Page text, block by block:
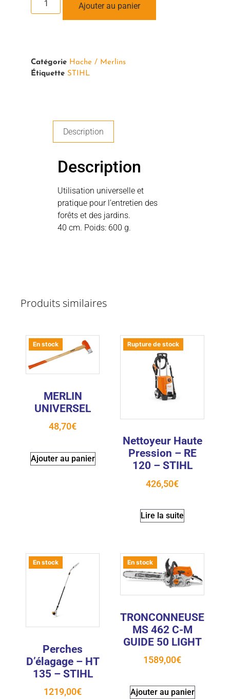
Ajouter au panier
Catégorie Hache / Merlins
Étiquette STIHL
Description
Description
Utilisation universelle et
pratique pour l’entretien des
forêts et des jardins.
40 cm. Poids: 600 g.
Produits similaires
En stock
MERLIN
UNIVERSEL
48,70€
Ajouter au panier
Rupture de stock
Nettoyeur Haute
Pression – RE
120 – STIHL
426,50€
Lire la suite
En stock
Perches
D’élagage – HT
135 – STIHL
1219,00€
En stock
TRONCONNEUSE
MS 462 C-M
GUIDE 50 LIGHT
1589,00€
Ajouter au panier